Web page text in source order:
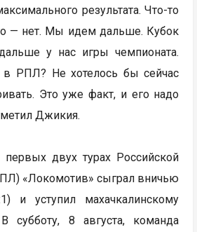
результата. Что-то
— нет. Мы идем дальше. Кубок
у нас игры чемпионата.
в РПЛ? Не хотелось бы сейчас
Это уже факт, и его надо
Джикия.
двух турах Российской
«Локомотив» сыграл вничью
и уступил махачкалинскому
субботу, 8 августа, команда